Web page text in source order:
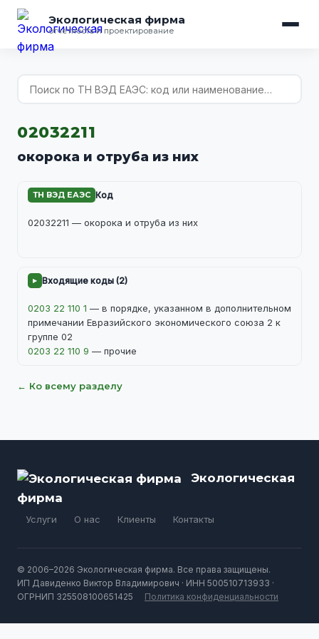
Экологическая фирма
отчётность и проектирование
02032211
окорока и отруба из них
ТН ВЭД ЕАЭС Код
02032211 — окорока и отруба из них
▸ Входящие коды (2)
0203 22 110 1 — в порядке, указанном в дополнительном
примечании Евразийского экономического союза 2 к
группе 02
0203 22 110 9 — прочие
← Ко всему разделу
Экологическая
фирма
Услуги О нас Клиенты Контакты
© 2006–2026 Экологическая фирма. Все права защищены.
ИП Давиденко Виктор Владимирович · ИНН 500510713933 ·
ОГРНИП 325508100651425
Политика конфиденциальности